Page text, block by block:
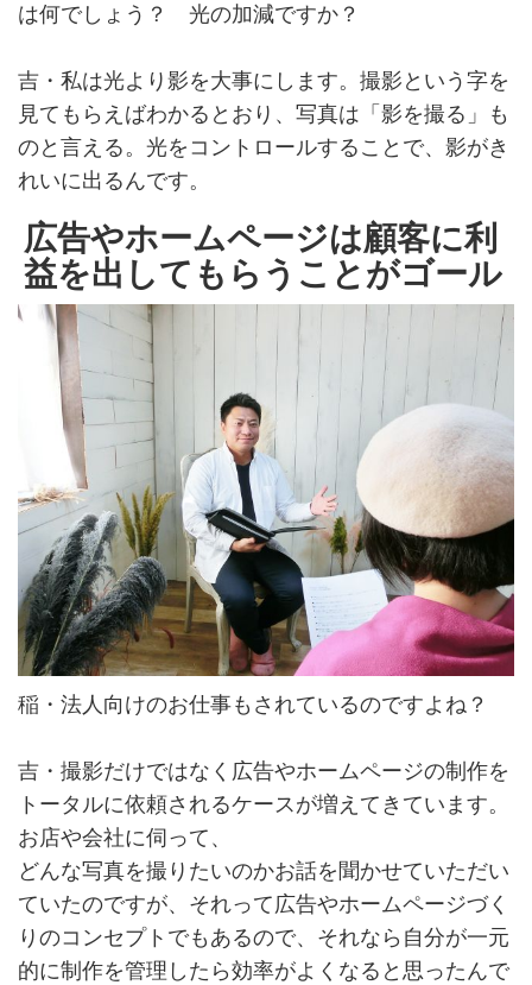
は何でしょう？ 光の加減ですか？
吉・私は光より影を大事にします。撮影という字を
見てもらえばわかるとおり、写真は「影を撮る」も
のと言える。光をコントロールすることで、影がき
れいに出るんです。
広告やホームページは顧客に利
益を出してもらうことがゴール
稲・法人向けのお仕事もされているのですよね？
吉・撮影だけではなく広告やホームページの制作を
トータルに依頼されるケースが増えてきています。
お店や会社に伺って、
どんな写真を撮りたいのかお話を聞かせていただい
ていたのですが、それって広告やホームページづく
りのコンセプトでもあるので、それなら自分が一元
的に制作を管理したら効率がよくなると思ったんで